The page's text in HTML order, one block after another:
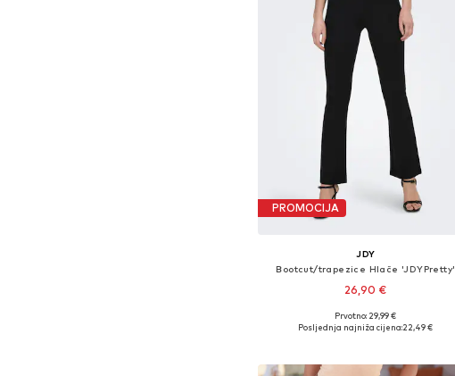
PROMOCIJA
JDY
Bootcut/trapezice Hlače 'JDYPretty'
26,90 €
Dostupno u više veličina
Prvotno: 29,99 €
Posljednja najniža cijena:22,49 €